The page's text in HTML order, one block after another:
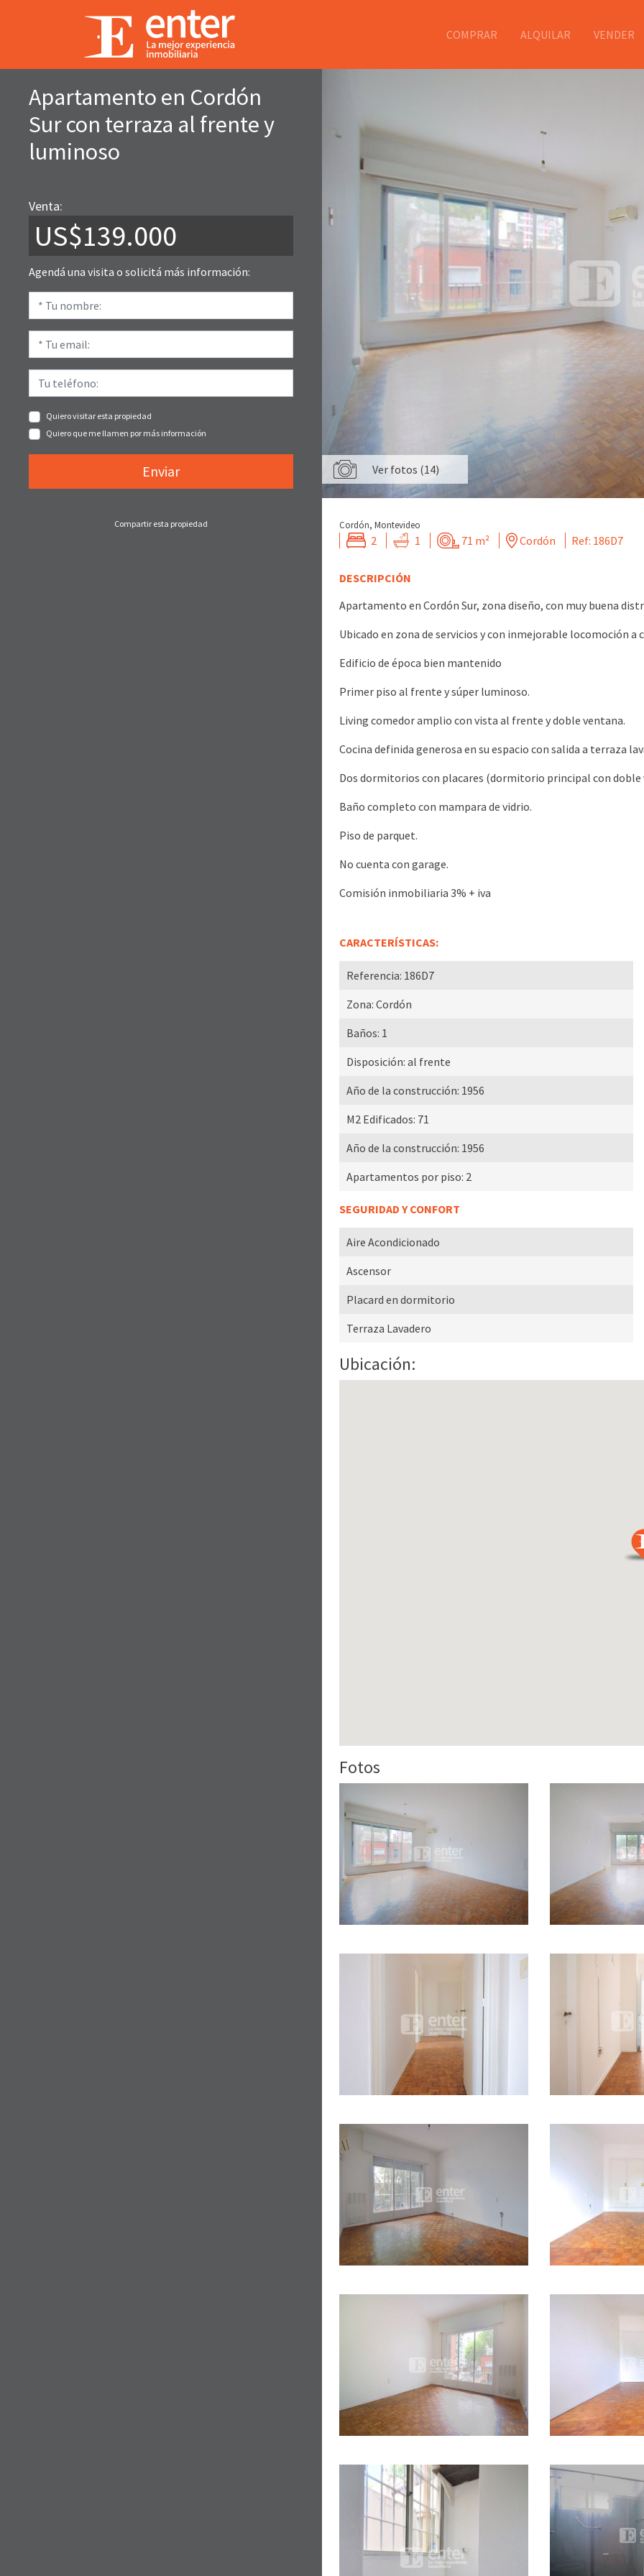
COMPRAR ALQUILAR VENDER
Apartamento en Cordón
Sur con terraza al frente y
luminoso
Venta:
US$139.000
Agendá una visita o solicitá más información:
Quiero visitar esta propiedad
Quiero que me llamen por más información
Enviar
Compartir esta propiedad
Ver fotos (14)
Cordón, Montevideo
2 1 71 m² Cordón Ref: 186D7
DESCRIPCIÓN
Apartamento en Cordón Sur, zona diseño, con muy buena
Ubicado en zona de servicios y con inmejorable locomoción a
Edificio de época bien mantenido
Primer piso al frente y súper luminoso.
Living comedor amplio con vista al frente y doble ventana.
Cocina definida generosa en su espacio con salida a terraza
Dos dormitorios con placares (dormitorio principal con
Baño completo con mampara de vidrio.
Piso de parquet.
No cuenta con garage.
Comisión inmobiliaria 3% + iva
CARACTERÍSTICAS:
Referencia: 186D7
Zona: Cordón
Baños: 1
Disposición: al frente
Año de la construcción: 1956
M2 Edificados: 71
Año de la construcción: 1956
Apartamentos por piso: 2
SEGURIDAD Y CONFORT
Aire Acondicionado
Ascensor
Placard en dormitorio
Terraza Lavadero
Ubicación:
Fotos